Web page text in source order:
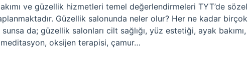
ve güzellik hizmetleri temel değerlendirmeleri TYT’de sözel
Güzellik salonunda neler olur? Her ne kadar birçok
da; güzellik salonları cilt sağlığı, yüz estetiği, ayak bakımı,
oksijen terapisi, çamur…